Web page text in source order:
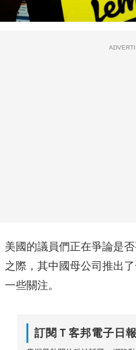
美國的議員們正在爭論是
之際，其中國母公司推出
一些關注。
訂閱Ｔ客邦電子日報